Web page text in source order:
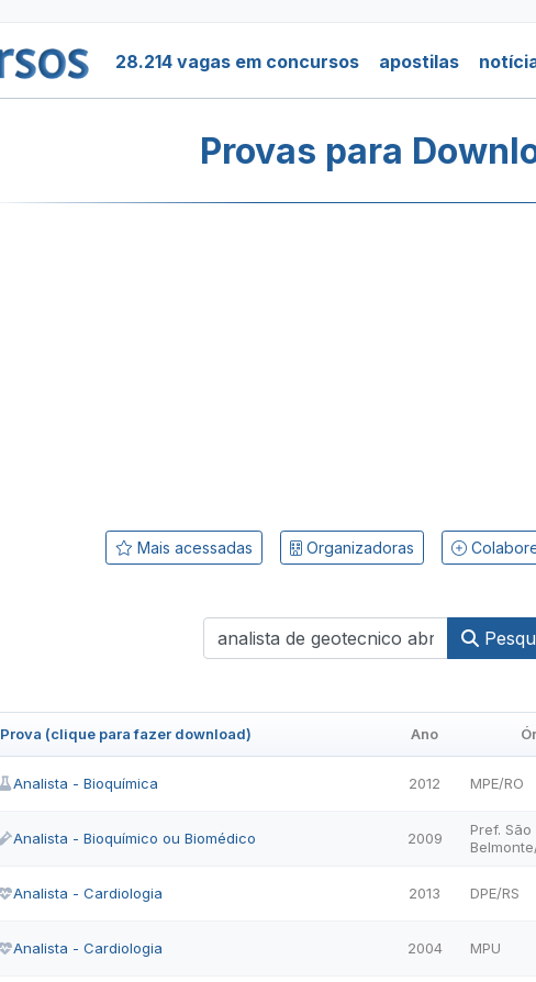
28.214 vagas em concursos apostilas
Provas para
Mais acessadas Organizadoras
Prova (clique para fazer download) Ano
Analista - Bioquímica 2012 MPE/RO
Analista - Bioquímico ou Biomédico 2009
Pref.
Analista - Cardiologia 2013 DPE/RS
Analista - Cardiologia 2004 MPU